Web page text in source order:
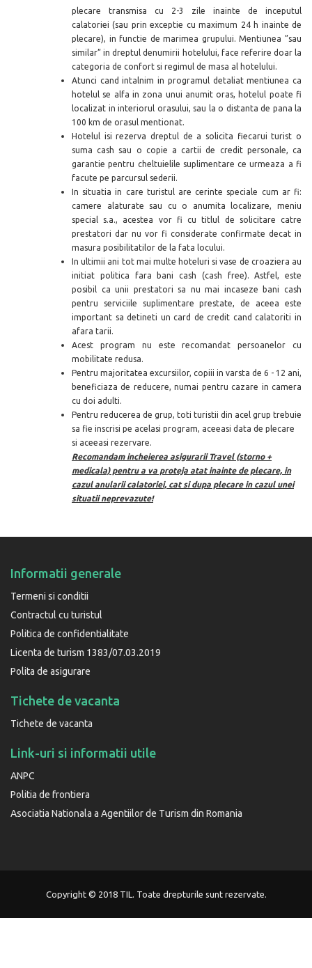
plecare transmisa cu 2-3 zile inainte de inceputul
calatoriei (sau prin exceptie cu maximum 24 h inainte de
plecare), in functie de marimea grupului. Mentiunea ”sau
similar” in dreptul denumirii hotelului, face referire doar la
categoria de confort si regimul de masa al hotelului.
Atunci cand intalnim in programul detaliat mentiunea ca
hotelul se alfa in zona unui anumit oras, hotelul poate fi
localizat in interiorul orasului, sau la o distanta de pana la
100 km de orasul mentionat.
Hotelul isi rezerva dreptul de a solicita fiecarui turist o
suma cash sau o copie a cartii de credit personale, ca
garantie pentru cheltuielile suplimentare ce urmeaza a fi
facute pe parcursul sederii.
In situatia in care turistul are cerinte speciale cum ar fi:
camere alaturate sau cu o anumita localizare, meniu
special s.a., acestea vor fi cu titlul de solicitare catre
prestatori dar nu vor fi considerate confirmate decat in
masura posibilitatilor de la fata locului.
In ultimii ani tot mai multe hoteluri si vase de croaziera au
initiat politica fara bani cash (cash free). Astfel, este
posibil ca unii prestatori sa nu mai incaseze bani cash
pentru serviciile suplimentare prestate, de aceea este
important sa detineti un card de credit cand calatoriti in
afara tarii.
Acest program nu este recomandat persoanelor cu
mobilitate redusa.
Pentru majoritatea excursiilor, copiii in varsta de 6 - 12 ani,
beneficiaza de reducere, numai pentru cazare in camera
cu doi adulti.
Pentru reducerea de grup, toti turistii din acel grup trebuie
sa fie inscrisi pe acelasi program, aceeasi data de plecare
si aceeasi rezervare.
Recomandam incheierea asigurarii Travel (storno +
medicala) pentru a va proteja atat inainte de plecare, in
cazul anularii calatoriei, cat si dupa plecare in cazul unei
situatii neprevazute!
Informatii generale
Termeni si conditii
Contractul cu turistul
Politica de confidentialitate
Licenta de turism 1383/07.03.2019
Polita de asigurare
Tichete de vacanta
Tichete de vacanta
Link-uri si informatii utile
ANPC
Politia de frontiera
Asociatia Nationala a Agentiilor de Turism din Romania
Copyright © 2018 TIL. Toate drepturile sunt rezervate.